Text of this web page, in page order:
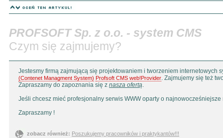
PROFSOFT Sp. z o.o. - system CMS
Czym się zajmujemy?
Jestesmy firmą zajmującą się projektowaniem i tworzeniem
(Contenet Managment System) Profsoft CMS web!Provider. Zajmujemy się też
Zapraszamy do zapoznania się z nasza ofertą.
Jeśli chcesz mieć profesjonalny serwis WWW oparty o
Zapraszamy !
zobacz również: Poszukujemy pracowników i praktykantów!!!